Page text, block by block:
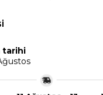
dışından Sipariş veren
Yükseklik seçenekli
zorunludur!!!
tarihi